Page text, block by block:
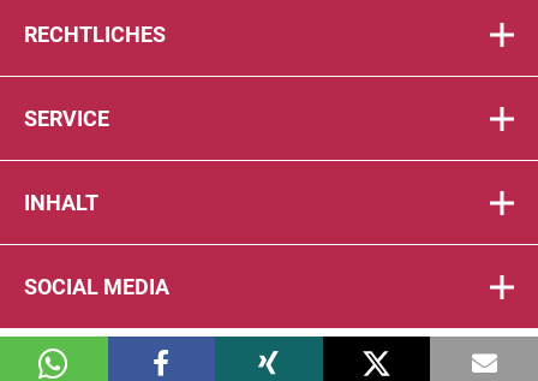
RECHTLICHES
SERVICE
INHALT
SOCIAL MEDIA
© 2026 DIE PTA IN DER APOTHEKE